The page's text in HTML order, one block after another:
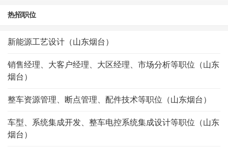
热招职位
新能源工艺设计（山东烟台）
销售经理、大客户经理、大区经理、市场分析等职位（山东
烟台）
整车资源管理、断点管理、配件技术等职位（山东烟台）
车型、系统集成开发、整车电控系统集成设计等职位（山东
烟台）